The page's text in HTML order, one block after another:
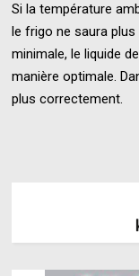
Si la température
le frigo ne saura
minimale, le liquide
manière optimale.
plus correctement.